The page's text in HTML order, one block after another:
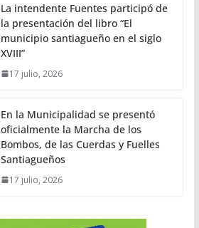
La intendente Fuentes participó de
la presentación del libro “El
municipio santiagueño en el siglo
XVIII”
17 julio, 2026
En la Municipalidad se presentó
oficialmente la Marcha de los
Bombos, de las Cuerdas y Fuelles
Santiagueños
17 julio, 2026